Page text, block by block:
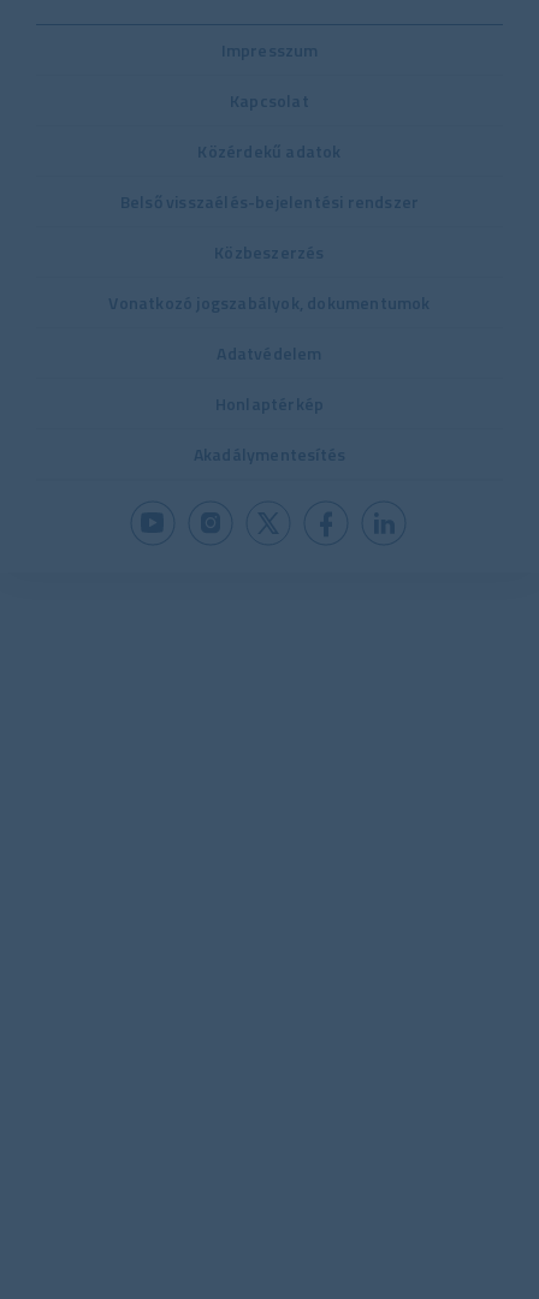
Impresszum
Kapcsolat
Közérdekű adatok
Belső visszaélés-bejelentési rendszer
Közbeszerzés
Vonatkozó jogszabályok, dokumentumok
Adatvédelem
Honlaptérkép
Akadálymentesítés